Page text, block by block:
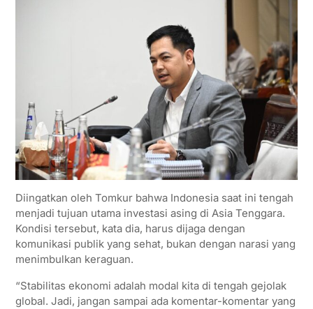
Diingatkan oleh Tomkur bahwa Indonesia saat ini tengah
menjadi tujuan utama investasi asing di Asia Tenggara.
Kondisi tersebut, kata dia, harus dijaga dengan
komunikasi publik yang sehat, bukan dengan narasi yang
menimbulkan keraguan.
“Stabilitas ekonomi adalah modal kita di tengah gejolak
global. Jadi, jangan sampai ada komentar-komentar yang